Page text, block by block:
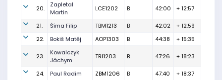
20.
Zapletal
Martin
LCE1202 B 42:00 + 12:57
21. Šíma Filip TBM1213 B 42:02
+ 12:59
22.
Bokiš Matěj AOP1303 B 44:38 + 15:35
23.
Kowalczyk
Jáchym
TRI1203 B 47:26 + 18:23
24. Paul Radim ZBM1206 B 47:40
+ 18:37